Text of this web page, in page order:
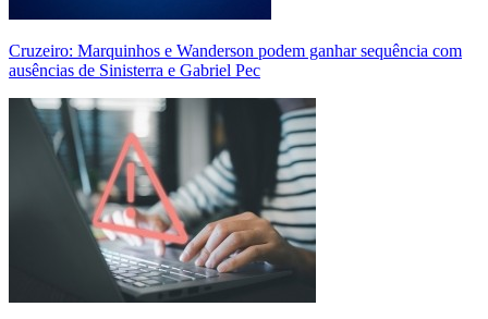
Cruzeiro: Marquinhos e Wanderson podem ganhar sequência com
ausências de Sinisterra e Gabriel Pec